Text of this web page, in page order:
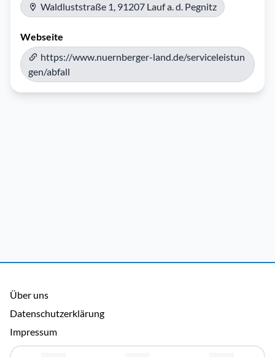
Waldluststraße 1, 91207 Lauf a. d. Pegnitz
Webseite
https://www.nuernberger-land.de/serviceleistun
gen/abfall
Über uns
Datenschutzerklärung
Impressum